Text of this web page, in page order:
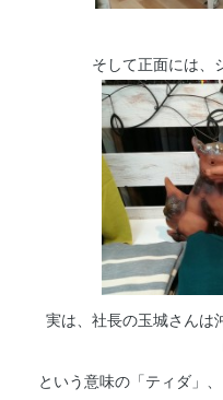
そして正面には、
実は、社長の玉城さんは
という意味の「ティダ」